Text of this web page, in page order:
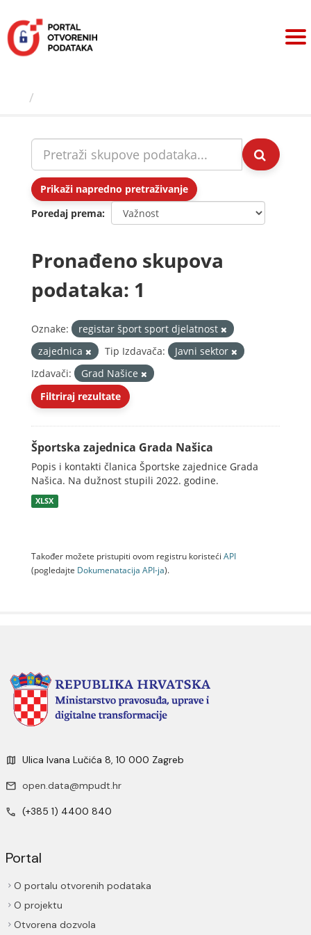
sadržaj
Prikaži napredno pretraživanje
Poredaj prema
Pronađeno skupova
podataka: 1
Oznake:
registar šport sport djelatnost
zajednica
Tip Izdavača:
Javni sektor
Izdavači:
Grad Našice
Filtriraj rezultate
Športska zajednica Grada Našica
Popis i kontakti članica Športske zajednice Grada
Našica. Na dužnost stupili 2022. godine.
XLSX
Također možete pristupiti ovom registru koristeći API
(pogledajte Dokumenаtаcijа API-jа).